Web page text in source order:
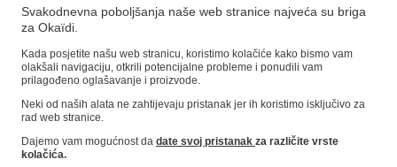
Predloženi proizvodi
Pogledajte sve proizvode
Dućan
Moje informacije
Praćenje narudžbi
Svakodnevna poboljšanja naše web stranice najveća su briga
za Okaïdi.
Kada posjetite našu web stranicu, koristimo kolačiće kako bismo vam
olakšali navigaciju, otkrili potencijalne probleme i ponudili vam
prilagođeno oglašavanje i proizvode.
Neki od naših alata ne zahtijevaju pristanak jer ih koristimo isključivo za
rad web stranice.
Dajemo vam mogućnost da date svoj pristanak za različite vrste
kolačića.